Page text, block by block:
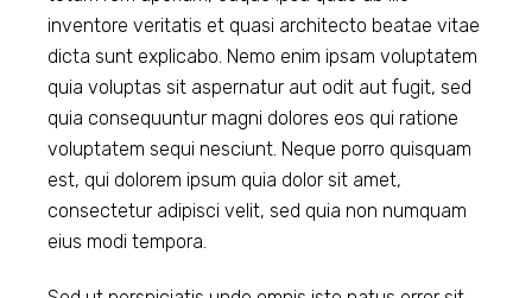
inventore veritatis et quasi architecto beatae vitae
dicta sunt explicabo. Nemo enim ipsam voluptatem
quia voluptas sit aspernatur aut odit aut fugit, sed
quia consequuntur magni dolores eos qui ratione
voluptatem sequi nesciunt. Neque porro quisquam
est, qui dolorem ipsum quia dolor sit amet,
consectetur adipisci velit, sed quia non numquam
eius modi tempora.